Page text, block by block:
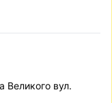
Великого вул.